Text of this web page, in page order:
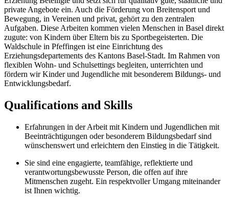
private Angebote ein. Auch die Förderung von Breitensport und
Bewegung, in Vereinen und privat, gehört zu den zentralen
Aufgaben. Diese Arbeiten kommen vielen Menschen in Basel direkt
zugute: von Kindern über Eltern bis zu Sportbegeisterten. Die
Waldschule in Pfeffingen ist eine Einrichtung des
Erziehungsdepartements des Kantons Basel-Stadt. Im Rahmen von
flexiblen Wohn- und Schulsettings begleiten, unterrichten und
fördern wir Kinder und Jugendliche mit besonderem Bildungs- und
Entwicklungsbedarf.
Qualifications and Skills
Erfahrungen in der Arbeit mit Kindern und Jugendlichen mit
Beeinträchtigungen oder besonderem Bildungsbedarf sind
wünschenswert und erleichtern den Einstieg in die Tätigkeit.
Sie sind eine engagierte, teamfähige, reflektierte und
verantwortungsbewusste Person, die offen auf ihre
Mitmenschen zugeht. Ein respektvoller Umgang miteinander
ist Ihnen wichtig.